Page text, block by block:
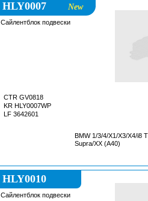
HLY0007 New
Сайлентблок подвески
CTR GV0818
KR HLY0007WP
LF 3642601
BMW 1/3/4/X1/X3/X4/i8
Supra/XX (A40)
HLY0010
Сайлентблок подвески